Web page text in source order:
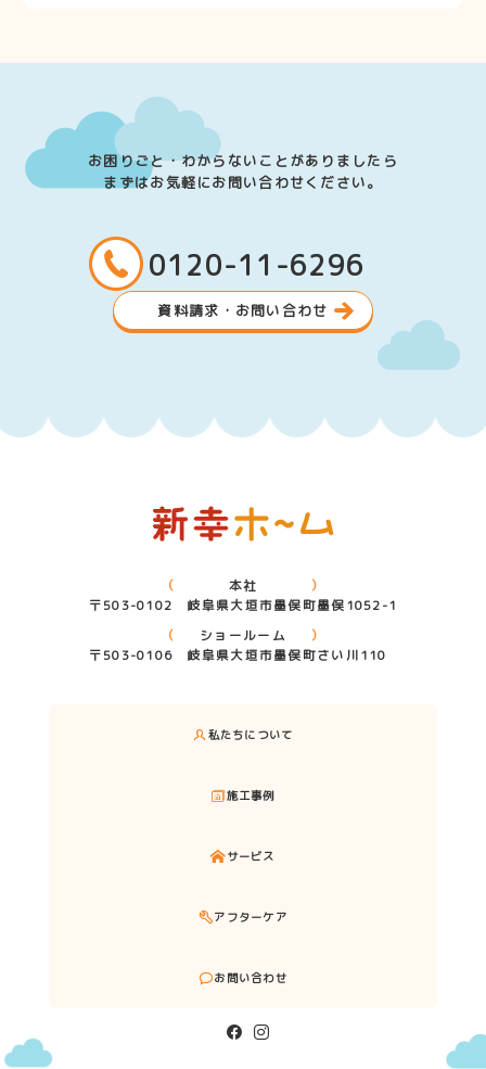
お困りごと・わからないことがありましたら
まずはお気軽にお問い合わせください。
0120-11-6296
資料請求・お問い合わせ
本社
〒503-0102 岐阜県大垣市墨俣町墨俣1052-1
ショールーム
〒503-0106 岐阜県大垣市墨俣町さい川110
私たちについて
施工事例
サービス
アフターケア
お問い合わせ